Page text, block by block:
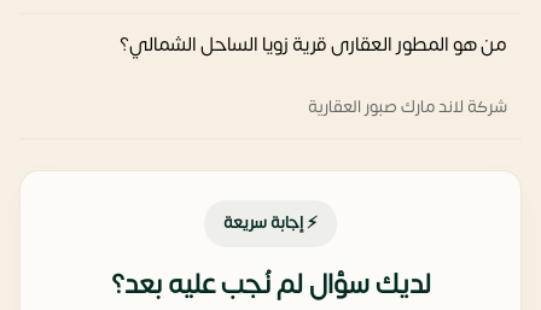
من هو المطور العقارى قرية زويا الساحل الشمالي؟
شركة لاند مارك صبور العقارية
⚡ إجابة سريعة
لديك سؤال لم نُجب عليه بعد؟